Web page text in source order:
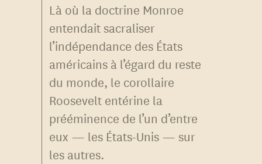
Là où la doctrine Monroe
entendait sacraliser
l’indépendance des États
américains à l’égard du reste
du monde, le corollaire
Roosevelt entérine la
prééminence de l’un d’entre
eux — les États-Unis — sur
les autres.